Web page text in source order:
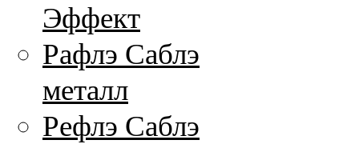
Эффект
Рафлэ Саблэ
металл
Рефлэ Саблэ